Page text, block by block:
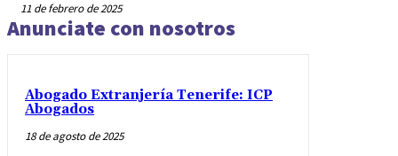
11 de febrero de 2025
Anunciate con nosotros
Abogado Extranjería Tenerife: ICP
Abogados
18 de agosto de 2025